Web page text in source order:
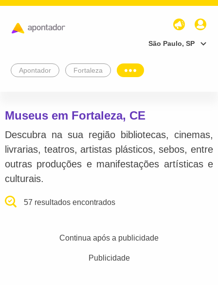
São Paulo, SP
Apontador Fortaleza
Museus em Fortaleza, CE
Descubra na sua região bibliotecas, cinemas,
livrarias, teatros, artistas plásticos, sebos, entre
outras produções e manifestações artísticas e
culturais.
57 resultados encontrados
Continua após a publicidade
Publicidade